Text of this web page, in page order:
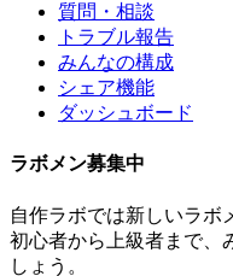
質問・相談
トラブル報告
みんなの構成
シェア機能
ダッシュボード
ラボメン募集中
自作ラボでは新しいラボ
初心者から上級者まで、
しょう。